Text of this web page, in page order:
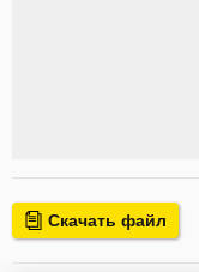
Скачать файл